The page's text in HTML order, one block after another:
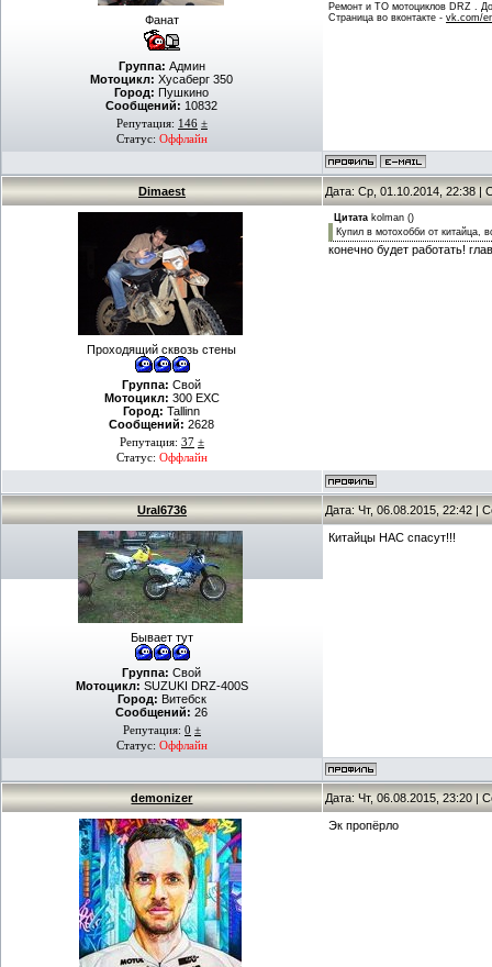
Фанат
Группа: Админ
Мотоцикл: Хусаберг 350
Город: Пушкино
Сообщений: 10832
Репутация: 146 ±
Статус: Оффлайн
Ремонт и ТО мотоциклов DRZ .
Страница во вконтакте - vk.com/
Dimaest Дата: Ср, 01.10.2014, 22:38 |
Проходящий сквозь стены
Группа: Свой
Мотоцикл: 300 EXC
Город: Tallinn
Сообщений: 2628
Репутация: 37 ±
Статус: Оффлайн
Цитата kolman ()
Купил в мотохобби от китайца,
конечно будет работать!
Ural6736 Дата: Чт, 06.08.2015, 22:42 |
Бывает тут
Группа: Свой
Мотоцикл: SUZUKI DRZ-400S
Город: Витебск
Сообщений: 26
Репутация: 0 ±
Статус: Оффлайн
Китайцы НАС спасут!!!
demonizer Дата: Чт, 06.08.2015, 23:20 |
Эк пропёрло